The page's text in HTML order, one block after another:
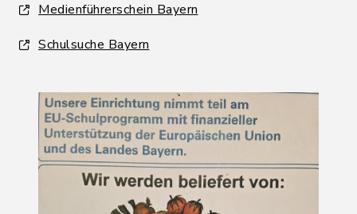
Medienführerschein Bayern
Schulsuche Bayern